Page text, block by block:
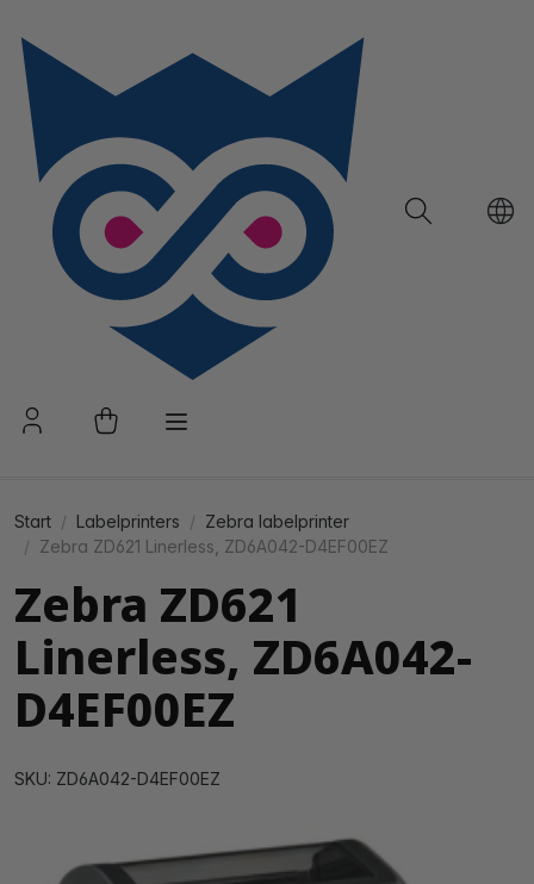
Start Labelprinters
Zebra labelprinter
Zebra ZD621 Linerless, ZD6A042-D4EF00EZ
Zebra ZD621
Linerless, ZD6A042-
D4EF00EZ
SKU: ZD6A042-D4EF00EZ